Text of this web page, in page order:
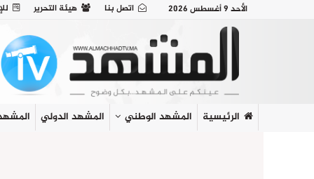
الأحد 9 أغسطس 2026 اتصل بنا هيئة التحرير
الرئيسية المشهد الوطني المشهد الدولي